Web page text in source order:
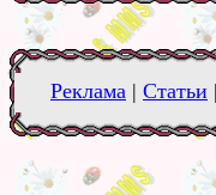
Реклама | Статьи |